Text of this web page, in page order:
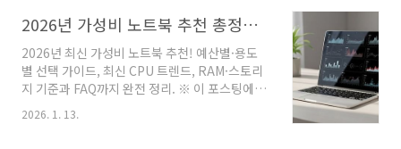
은 3월 23~25일, 대구는 3월 25~26일, 수도권
꽃은 보통 개화 후 약 5~7일 뒤 만개에 도달합니
다.따라서 서울의 벚꽃 절정 시기는 4월 7~10일
전후가 될 가능성이 높습니다.최근 기후 변화 영
향으로 개화 시기가 평년보다 약 3~5일 정도 빨
2026년 가성비 노트북 추천 총정리｜대학생·사무용·인강용 가격 대비 성능 TOP
2026년 최신 가성비 노트북 추천! 예산별·용도
별 선택 가이드, 최신 CPU 트렌드, RAM·스토리
지 기준과 FAQ까지 완전 정리. ※ 이 포스팅에는
쿠팡 파트너스 제휴마케팅 링크가 포함되어 있습
니다. 해당 링크를 통해 구매가 이루어질 경우, 일
2026. 1. 13.